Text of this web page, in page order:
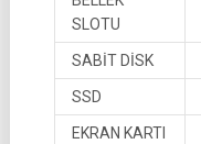
SLOTU
SABİT DİSK
SSD
EKRAN KARTI